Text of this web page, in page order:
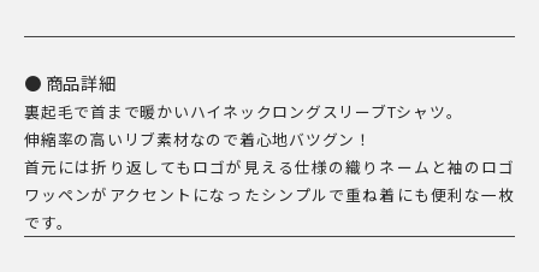
ャ
ツ
／
BASIC
RIB
T-
商品詳細
裏起毛で首まで暖かいハイネックロングスリーブTシャツ。
伸縮率の高いリブ素材なので着心地バツグン！
首元には折り返してもロゴが見える仕様の織りネームと袖のロゴ
ワッペンがアクセントになったシンプルで重ね着にも便利な一枚
です。